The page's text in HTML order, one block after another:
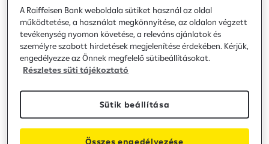
Hír general / 2019.02.27
Electra karbantartás
Tájékoztatjuk, hogy a Raiffeisen Electra rendszer
2019. február 22-én, pénteken 17:30 és 2019. február
A Raiffeisen Bank weboldala sütiket használ az oldal
működtetése, a használat megkönnyítése, az oldalon végzett
tevékenység nyomon követése, a releváns ajánlatok és
személyre szabott hirdetések megjelenítése érdekében. Kérjük,
engedélyezze az Önnek megfelelő sütibeállításokat.
Részletes süti tájékoztató
Sütik beállítása
Összes engedélyezése